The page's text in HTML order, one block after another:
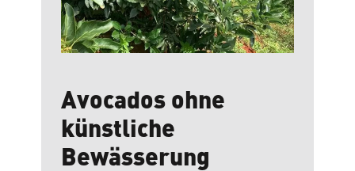
Avocados ohne
künstliche
Bewässerung